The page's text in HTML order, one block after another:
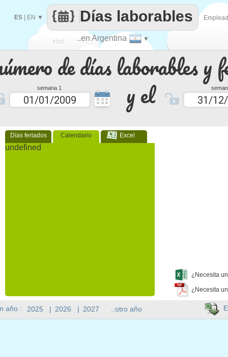
de días laborables y
semana 1 y el
Días feriados Calendario Excel
undefined
¿Necesita
¿Necesita
Haz
que
..en Argentina ▼
Días laborables
ES EN ▼
año : 2025 | 2026 | 2027 ..otro año